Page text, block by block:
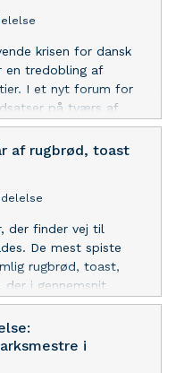
krisen for dansk
en tredobling af
I et nyt forum for
på tværs af
af rugbrød, toast
der finder vej til
De mest spiste
rugbrød, toast,
i gennemsnit
måltider med kød. Det
fra
i